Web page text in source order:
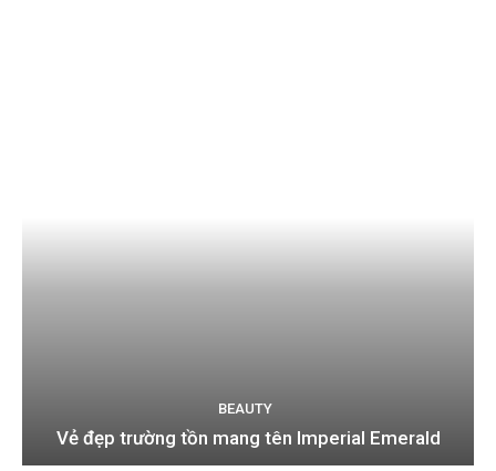
BEAUTY
Vẻ đẹp trường tồn mang tên Imperial Emerald